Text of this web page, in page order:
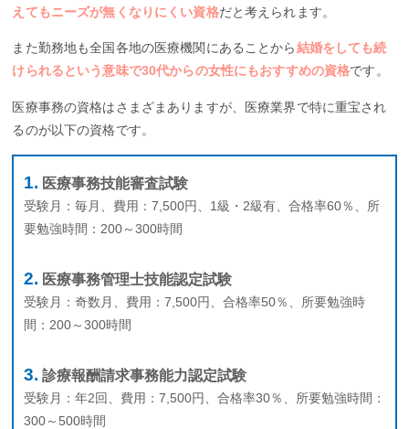
えてもニーズが無くなりにくい資格だと考えられます。
また勤務地も全国各地の医療機関にあることから結婚をしても続
けられるという意味で30代からの女性にもおすすめの資格です。
医療事務の資格はさまざまありますが、医療業界で特に重宝され
るのが以下の資格です。
医療事務技能審査試験
受験月：毎月、費用：7,500円、1級・2級有、合格率60％、所
要勉強時間：200～300時間
医療事務管理士技能認定試験
受験月：奇数月、費用：7,500円、合格率50％、所要勉強時
間：200～300時間
診療報酬請求事務能力認定試験
受験月：年2回、費用：7,500円、合格率30％、所要勉強時間：
300～500時間